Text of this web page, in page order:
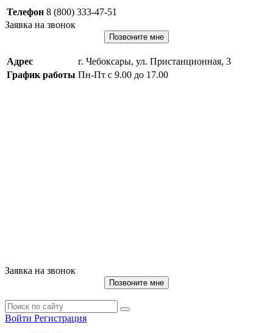
Телефон 8 (800) 333-47-51
Заявка на звонок
Позвоните мне
Адрес
г. Чебоксары, ул. Пристанционная, 3
График работы Пн-Пт с 9.00 до 17.00
Заявка на звонок
Позвоните мне
Войти Регистрация